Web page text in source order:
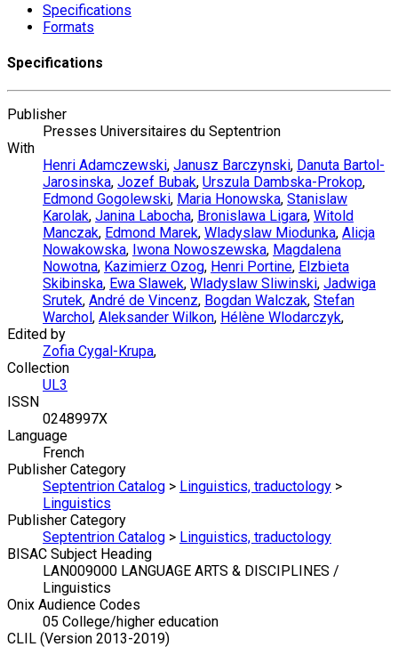
Specifications
Formats
Specifications
Publisher
Presses Universitaires du Septentrion
With
Henri Adamczewski, Janusz Barczynski, Danuta Bartol-
Jarosinska, Jozef Bubak, Urszula Dambska-Prokop,
Edmond Gogolewski, Maria Honowska, Stanislaw
Karolak, Janina Labocha, Bronislawa Ligara, Witold
Manczak, Edmond Marek, Wladyslaw Miodunka, Alicja
Nowakowska, Iwona Nowoszewska, Magdalena
Nowotna, Kazimierz Ozog, Henri Portine, Elzbieta
Skibinska, Ewa Slawek, Wladyslaw Sliwinski, Jadwiga
Srutek, André de Vincenz, Bogdan Walczak, Stefan
Warchol , Aleksander Wilkon, Hélène Wlodarczyk,
Edited by
Zofia Cygal-Krupa,
Collection
UL3
ISSN
0248997X
Language
French
Publisher Category
Septentrion Catalog > Linguistics, traductology >
Linguistics
Publisher Category
Septentrion Catalog > Linguistics, traductology
BISAC Subject Heading
LAN009000 LANGUAGE ARTS & DISCIPLINES /
Linguistics
Onix Audience Codes
05 College/higher education
CLIL (Version 2013-2019)